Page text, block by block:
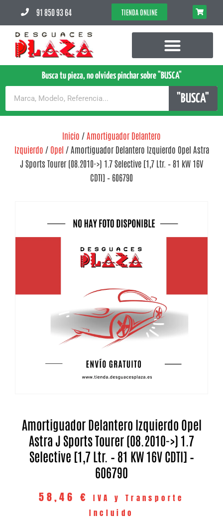
91 850 93 64 TIENDA ONLINE
Busca tu pieza, no olvides pinchar sobre "BUSCA"
"BUSCA"
Inicio / Amortiguador Delantero
Izquierdo / Opel / Amortiguador Delantero Izquierdo Opel Astra
J Sports Tourer (08.2010->) 1.7 Selective [1,7 Ltr. – 81 kW 16V
CDTI] – 606790
Amortiguador Delantero Izquierdo Opel
Astra J Sports Tourer (08.2010->) 1.7
Selective [1,7 Ltr. – 81 KW 16V CDTI] –
606790
58,46 €
IVA y Transporte
Incluido